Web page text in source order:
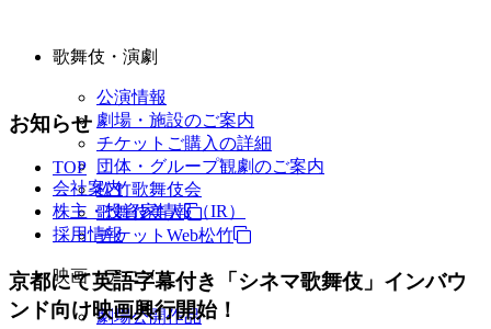
歌舞伎・演劇
公演情報
劇場・施設のご案内
チケットご購入の詳細
団体・グループ観劇のご案内
松竹歌舞伎会
歌舞伎美人
チケットWeb松竹
映画・アニメ
劇場公開作品
お知らせ
TOP
会社案内
株主・投資家情報（IR）
採用情報
京都にて英語字幕付き「シネマ歌舞伎」インバウ
ンド向け映画興行開始！